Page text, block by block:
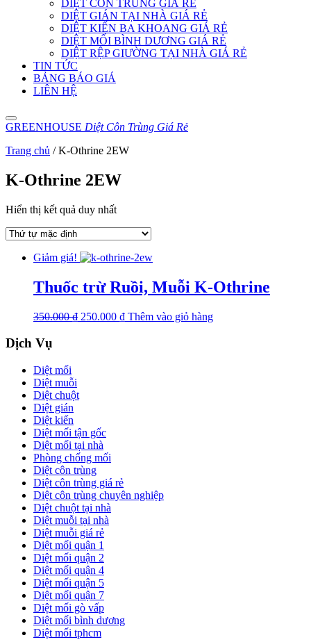
DIỆT CÔN TRÙNG GIÁ RẺ
DIỆT GIÁN TẠI NHÀ GIÁ RẺ
DIỆT KIẾN BA KHOANG GIÁ RẺ
DIỆT MỐI BÌNH DƯƠNG GIÁ RẺ
DIỆT RỆP GIƯỜNG TẠI NHÀ GIÁ RẺ
TIN TỨC
BẢNG BÁO GIÁ
LIÊN HỆ
GREENHOUSE Diệt Côn Trùng Giá Rẻ
Trang chủ /K-Othrine 2EW
K-Othrine 2EW
Hiển thị kết quả duy nhất
Giảm giá!
Thuốc trừ Ruồi, Muỗi K-Othrine
350.000₫ 250.000 ₫ Thêm vào giỏ hàng
Dịch Vụ
Diệt mối
Diệt muỗi
Diệt chuột
Diệt gián
Diệt kiến
Diệt mối tận gốc
Diệt mối tại nhà
Phòng chống mối
Diệt côn trùng
Diệt côn trùng giá rẻ
Diệt côn trùng chuyên nghiệp
Diệt chuột tại nhà
Diệt muỗi tại nhà
Diệt muỗi giá rẻ
Diệt mối quận 1
Diệt mối quận 2
Diệt mối quận 4
Diệt mối quận 5
Diệt mối quận 7
Diệt mối gò vấp
Diệt mối bình dương
Diệt mối tphcm